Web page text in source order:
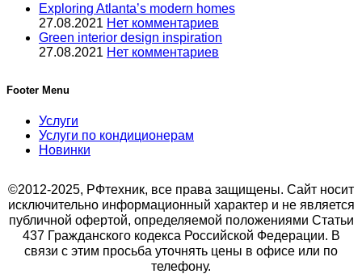
Exploring Atlanta’s modern homes
27.08.2021 Нет комментариев
Green interior design inspiration
27.08.2021 Нет комментариев
Footer Menu
Услуги
Услуги по кондиционерам
Новинки
©2012-2025, РФтехник, все права защищены. Сайт носит
исключительно информационный характер и не является
публичной офертой, определяемой положениями Статьи
437 Гражданского кодекса Российской Федерации. В
связи с этим просьба уточнять цены в офисе или по
телефону.